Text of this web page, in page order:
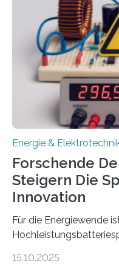
Gesamtsumme von
Damit zählt die
Gewinnerinnen der
Bayerischen
Mittelpunkt steht der
wissenschaftliche
Energie &
Forschende
Steigern Die
Innovation
Für die Energiewende
Doch mit der
15.10.2025